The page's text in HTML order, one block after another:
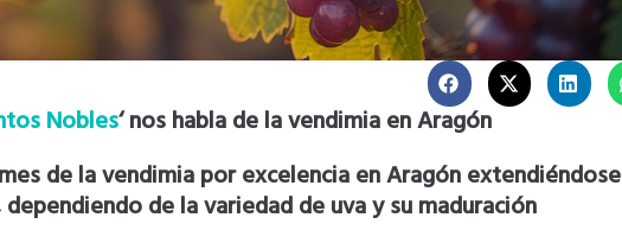
Nobles‘ nos habla de la vendimia en Aragón
de la vendimia por excelencia en Aragón extendiéndose
de la variedad de uva y su maduración